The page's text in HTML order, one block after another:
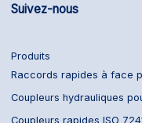
Suivez-nous
Produits
Raccords rapides à face
Coupleurs hydrauliques
Coupleurs rapides ISO